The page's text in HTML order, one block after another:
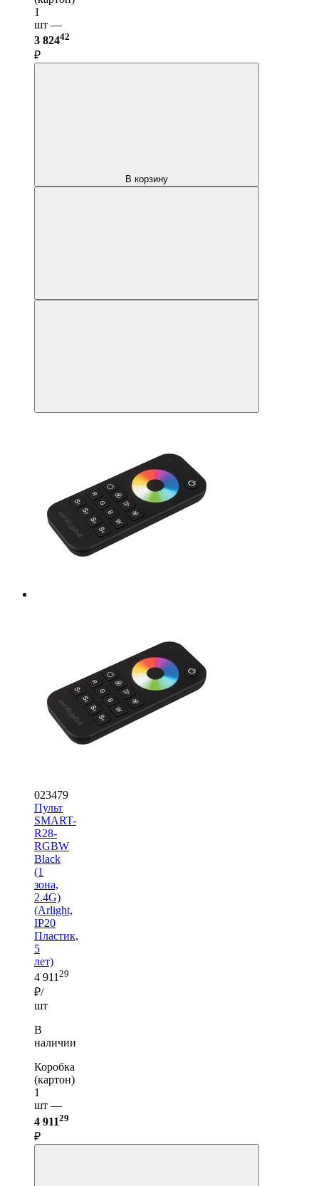
1
шт —
3 82442
₽
В корзину
023479
Пульт
SMART-
R28-
RGBW
Black
(1
зона,
2.4G)
(Arlight,
IP20
Пластик,
5
лет)
4 91129
₽/
шт
В
наличии
Коробка
(картон)
1
шт —
4 91129
₽